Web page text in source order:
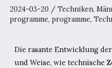
2024-03-20 / Techniken,
programme, programme,
Die rasante Entwicklung
und Weise, wie technische